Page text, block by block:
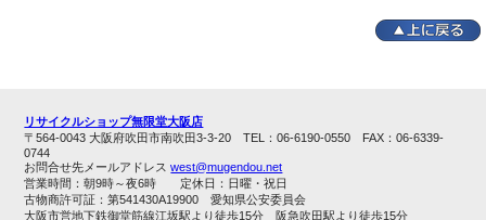
リサイクルショップ無限堂大阪店
〒564-0043 大阪府吹田市南吹田3-3-20 TEL：06-6190-0550 FAX：06-6339-
0744
お問合せ先メールアドレスwest@mugendou.net
営業時間：朝9時～夜6時 定休日：日曜・祝日
古物商許可証：第541430A19900 愛知県公安委員会
大阪市営地下鉄御堂筋線江坂駅より徒歩15分 阪急吹田駅より徒歩15分